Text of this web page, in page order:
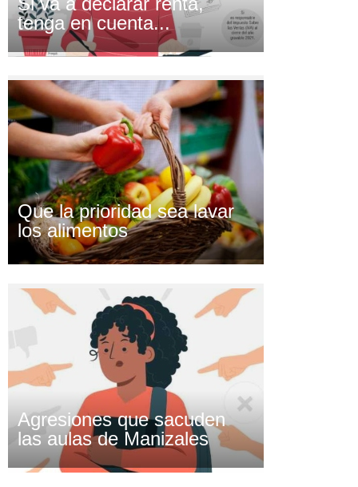
tenga en cuenta...
Que la prioridad sea lavar
los alimentos
Agresiones que sacuden
las aulas de Manizales